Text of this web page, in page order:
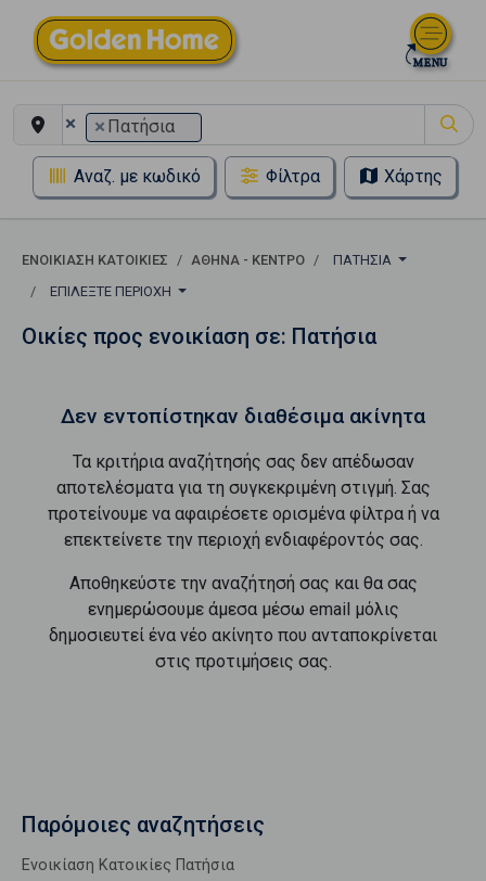
× × Πατήσια
Αναζ. με κωδικό Φίλτρα Χάρτης
ΕΝΟΙΚΊΑΣΗ ΚΑΤΟΙΚΊΕΣ ΑΘΉΝΑ - ΚΈΝΤΡΟ
ΠΑΤΉΣΙΑ
ΕΠΙΛΈΞΤΕ ΠΕΡΙΟΧΉ
Οικίες προς ενοικίαση σε: Πατήσια
Δεν εντοπίστηκαν διαθέσιμα ακίνητα
Τα κριτήρια αναζήτησής σας δεν απέδωσαν
αποτελέσματα για τη συγκεκριμένη στιγμή. Σας
προτείνουμε να αφαιρέσετε ορισμένα φίλτρα ή να
επεκτείνετε την περιοχή ενδιαφέροντός σας.
Αποθηκεύστε την αναζήτησή σας και θα σας
ενημερώσουμε άμεσα μέσω email μόλις
δημοσιευτεί ένα νέο ακίνητο που ανταποκρίνεται
στις προτιμήσεις σας.
Παρόμοιες αναζητήσεις
Ενοικίαση Κατοικίες Πατήσια